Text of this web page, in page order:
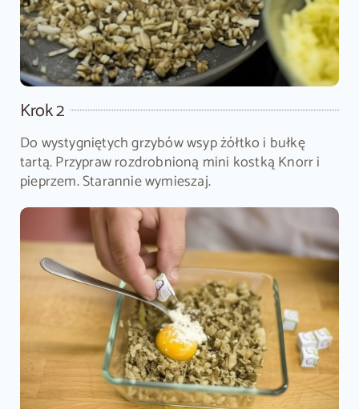
Krok 2
Do wystygniętych grzybów wsyp żółtko i bułkę
tartą. Przypraw rozdrobnioną mini kostką Knorr i
pieprzem. Starannie wymieszaj.